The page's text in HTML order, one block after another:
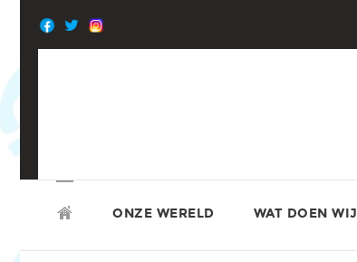
content
ATD VIERDE WERELD
TO
CONTENT
ONZE WERELD WAT DOEN WIJ